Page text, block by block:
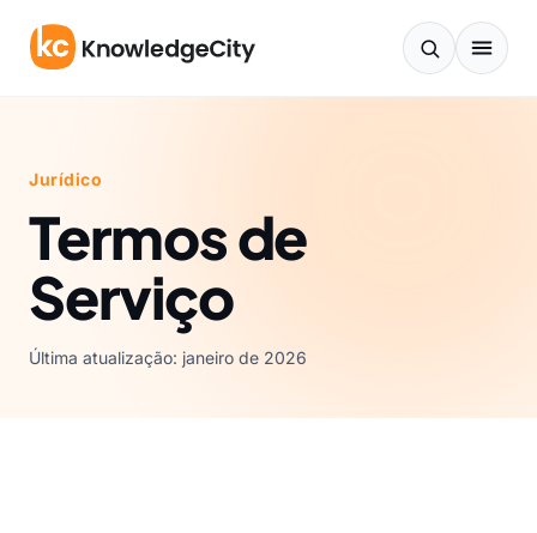
Jurídico
Termos de
Serviço
Última atualização: janeiro de 2026